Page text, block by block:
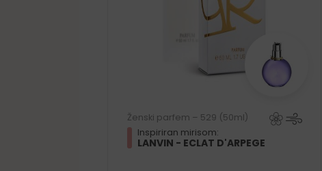
Ženski parfem – 529 (50ml)
Inspiriran mirisom:
LANVIN - ECLAT D'ARPEGE